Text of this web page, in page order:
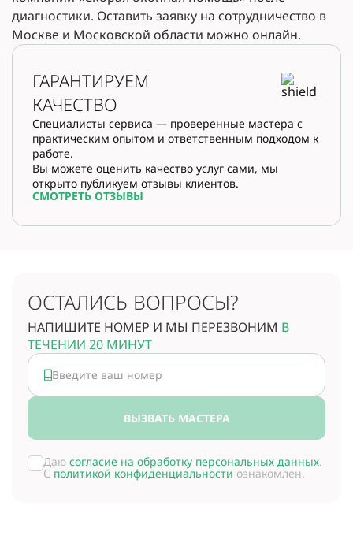
диагностики. Оставить заявку на сотрудничество в
Москве и Московской области можно онлайн.
ГАРАНТИРУЕМ
КАЧЕСТВО
Специалисты сервиса — проверенные мастера с
практическим опытом и ответственным подходом к
работе.
Вы можете оценить качество услуг сами, мы
открыто публикуем отзывы клиентов.
СМОТРЕТЬ ОТЗЫВЫ
ОСТАЛИСЬ ВОПРОСЫ?
НАПИШИТЕ НОМЕР И МЫ ПЕРЕЗВОНИМ В
ТЕЧЕНИИ 20 МИНУТ
ВЫЗВАТЬ МАСТЕРА
Даю согласие на обработку персональных данных.
С политикой конфиденциальности ознакомлен.